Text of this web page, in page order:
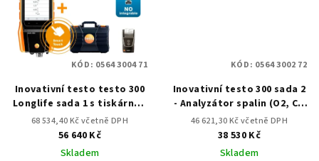
Inovativní testo testo 300
Longlife sada 1 s tiskárnou
- Analyzátor spalin (O2, CO
až do 4,000 ppm, NO –
možnost)
68 534,40 Kč včetně DPH
56 640 Kč
Skladem
KÓD: 0564 3004 71
Inovativní testo 300 sada 2
- Analyzátor spalin (O2, CO
až do 8,000 ppm)
46 621,30 Kč včetně DPH
38 530 Kč
Skladem
KÓD: 0564 3002 72